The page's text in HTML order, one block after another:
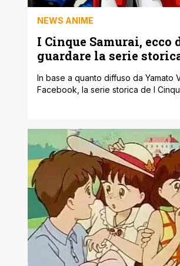
NEWS ANIME
I Cinque Samurai, ecco
guardare la serie
In base a quanto diffuso da Yamato
Facebook, la serie storica de I
Prime Video (Amazon) al costo di
periodo di [']